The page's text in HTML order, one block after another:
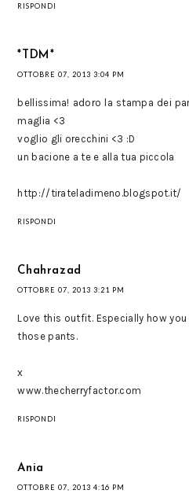
RISPONDI
*TDM*
OTTOBRE 07, 2013 3:04 PM
bellissima! adoro la stampa dei
maglia <3
voglio gli orecchini <3 :D
un bacione a te e alla tua piccola
http://tirateladimeno.blogspot.it/
RISPONDI
Chahrazad
OTTOBRE 07, 2013 3:21 PM
Love this outfit. Especially how
those pants.
x
www.thecherryfactor.com
RISPONDI
Ania
OTTOBRE 07, 2013 4:16 PM